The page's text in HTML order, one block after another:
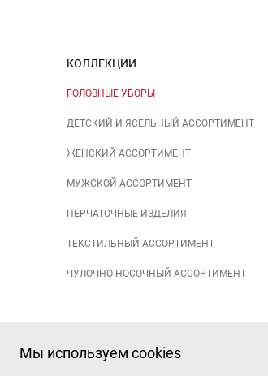
КОЛЛЕКЦИИ
ГОЛОВНЫЕ УБОРЫ
ДЕТСКИЙ И ЯСЕЛЬНЫЙ АССОРТИМЕНТ
ЖЕНСКИЙ АССОРТИМЕНТ
МУЖСКОЙ АССОРТИМЕНТ
ПЕРЧАТОЧНЫЕ ИЗДЕЛИЯ
ТЕКСТИЛЬНЫЙ АССОРТИМЕНТ
ЧУЛОЧНО-НОСОЧНЫЙ АССОРТИМЕНТ
Наш канал вMAXиTelegram
Мы используем cookies